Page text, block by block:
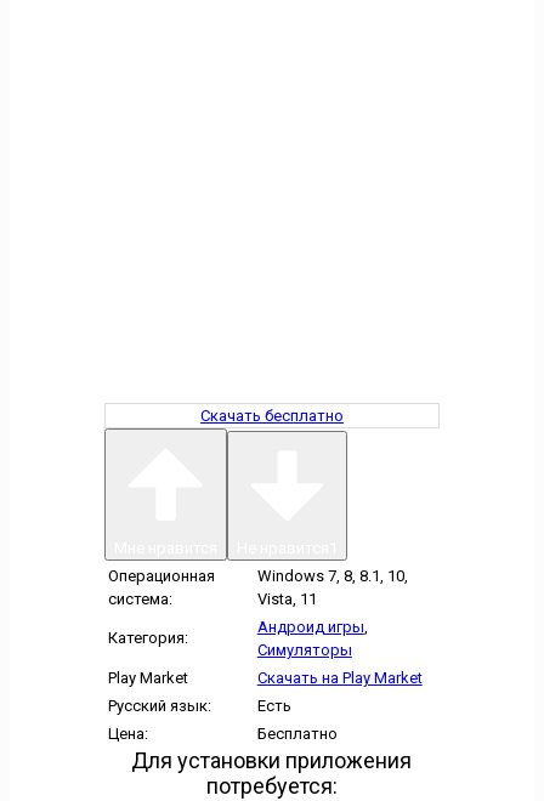
Скачать бесплатно
Операционная
система:
Windows 7, 8, 8.1, 10,
Vista, 11
Категория:
Андроид игры,
Симуляторы
Play Market
Скачать на Play Market
Русский язык:
Есть
Цена:
Бесплатно
Для установки приложения
потребуется: